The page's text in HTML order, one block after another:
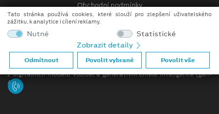
Obchodní podmínky
Ochrana osobních údajů
Prohlášení o zpracování údajů konečných zákazníků
Při tvorbě videí a obrázků na tomto webu je využíváno kombinace
tradičních fotografií či videí, počítačem generovaných snímků (CGI)
z digitálních modelů vozidel a generativní umělé inteligence (gen-
AI).
Tato stránka používá cookies, které slouží pro zlepšení uživatelského
zážitku, k analytice i cílení reklamy.
Nutné
Statistické
Zobrazit detaily
Odmítnout Povolit vybrané Povolit vše